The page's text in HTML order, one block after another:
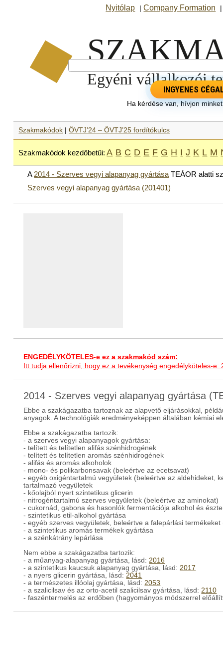
Nyitólap |Company Formation
INGYENES
Ha kérdése van, hívjon
Szakmakódok |ÖVTJ’24 – ÖVTJ’25 fordítókulcs
Szakmakódok kezdőbetűi: A B C D E F G H I J K L M
A 2014 - Szerves vegyi alapanyag gyártása TEÁOR alatti
Szerves vegyi alapanyag gyártása (201401)
ENGEDÉLYKÖTELES-e ez a szakmakód szám:
Itt tudja ellenőrizni, hogy ez a tevékenység engedélyköteles-e:
2014 - Szerves vegyi alapanyag gyártása
Ebbe a szakágazatba tartoznak az alapvető eljárásokkal,
anyagok. A technológiák eredményeképpen általában kémiai
Ebbe a szakágazatba tartozik:
- a szerves vegyi alapanyagok gyártása:
- telített és telítetlen alifás szénhidrogének
- telített és telítetlen aromás szénhidrogének
- alifás és aromás alkoholok
- mono- és polikarbonsavak (beleértve az ecetsavat)
- egyéb oxigéntartalmú vegyületek (beleértve az aldehideket,
tartalmazó vegyületek
- kőolajból nyert szintetikus glicerin
- nitrogéntartalmú szerves vegyületek (beleértve az aminokat)
- cukornád, gabona és hasonlók fermentációja alkohol és
- szintetikus etil-alkohol gyártása
- egyéb szerves vegyületek, beleértve a falepárlási
- a szintetikus aromás termékek gyártása
- a szénkátrány lepárlása
Nem ebbe a szakágazatba tartozik:
- a műanyag-alapanyag gyártása, lásd:2016
- a szintetikus kaucsuk alapanyag gyártása, lásd:2017
- a nyers glicerin gyártása, lásd:2041
- a természetes illóolaj gyártása, lásd:2053
- a szalicilsav és az orto-acetil szalicilsav gyártása, lásd:2110
- faszéntermelés az erdőben (hagyományos módszerrel